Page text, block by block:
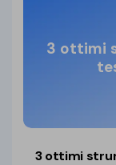
3 ottimi
3 ottimi